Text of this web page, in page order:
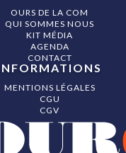
OURS DE LA COM
QUI SOMMES NOUS
KIT MÉDIA
AGENDA
CONTACT
MENTIONS LÉGALES
CGU
CGV